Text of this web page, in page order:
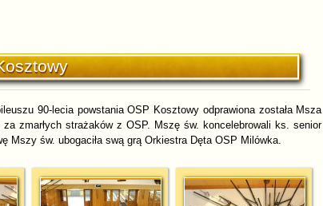
90-lecia powstania OSP Kosztowy odprawiona została Msza
zmarłych strażaków z OSP. Mszę św. koncelebrowali ks. senior
Mszy św. ubogaciła swą grą Orkiestra Dęta OSP Milówka.